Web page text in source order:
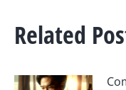
Related